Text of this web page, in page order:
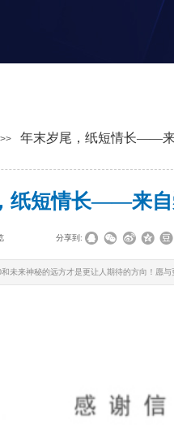
>> 年末岁尾，纸短情长——
纸短情长——来自
分享到:
未来神秘的远方才是更让人期待的方向！愿